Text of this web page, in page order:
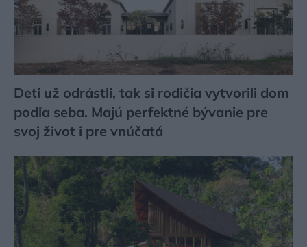
Deti už odrástli, tak si rodičia vytvorili dom
podľa seba. Majú perfektné bývanie pre
svoj život i pre vnúčatá